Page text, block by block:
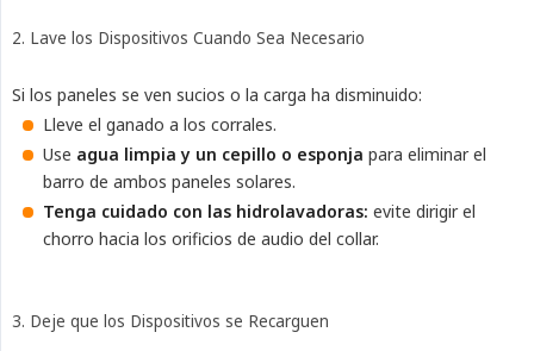
2. Lave los Dispositivos Cuando Sea Necesario
Si los paneles se ven sucios o la carga ha disminuido:
Lleve el ganado a los corrales.
Use agua limpia y un cepillo o esponja para eliminar el
barro de ambos paneles solares.
Tenga cuidado con las hidrolavadoras: evite dirigir el
chorro hacia los orificios de audio del collar.
3. Deje que los Dispositivos se Recarguen